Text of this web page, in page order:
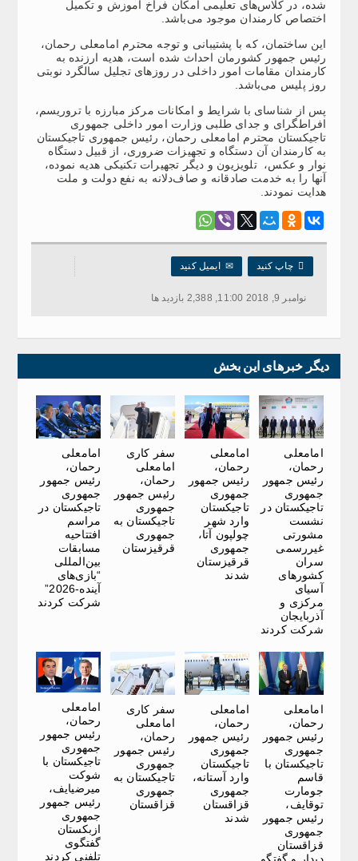
شده، در کلاس‌های تعلیمی امکان فراخ آموزش و تکمیل
اختصاص کارمندان موجود می‌باشد.
این ساختمان، که با پشتیبانی و توجه محترم امامعلی رحمان،
رئیس جمهور کشورمان احداث شده است، هدیه ارزنده به
کارمندان مقامات امور داخلی در روزهای تجلیل سالگرد نوبتی
روز پلیس می‌باشد.
پس از شناسای با شرایط و امکانات مرکز مبارزه با تروریسم،
افراطگرای و جدای طلبی وزارت امور داخلی جمهوری
تاجیکستان محترم امامعلی رحمان، رئیس جمهوری تاجیکستان
به کارمندان آن دستگاه و تجهیزات ضروری، از قبیل دستگاه
نوار و عکس، تلویزیون و دیگر تجهیرات تکنیکی هدیه نموده،
آنها را به خدمت صادقانه و صاف‌دلانه به نفع دولت و ملت
هدایت نمودند.
 چاپ کنید ✉ایمیل کنید
نوامبر 9, 2018 11:00, 2,388 بازدید ها
دیگر خبرهای این بخش
امامعلی
رحمان،
رئیس جمهور
جمهوری
تاجیکستان در
نشست
مشورتی
غیررسمی
سران
کشورهای
آسیای
مرکزی و
آذربایجان
شرکت کردند
امامعلی
رحمان،
رئیس جمهور
جمهوری
تاجیکستان
وارد شهر
چولپون آتا،
جمهوری
قرقیزستان
شدند
سفر کاری
امامعلی
رحمان،
رئیس جمهور
جمهوری
تاجیکستان به
جمهوری
قرقیزستان
امامعلی
رحمان،
رئیس جمهور
جمهوری
تاجیکستان در
مراسم
افتتاحیه
مسابقات
بین‌المللی
“بازی‌های
آینده-2026”
شرکت کردند
امامعلی
رحمان،
رئیس جمهور
جمهوری
تاجیکستان با
قاسم
جومارت
توقایف،
رئیس جمهور
جمهوری
قزاقستان
دیدار و گفتگو
امامعلی
رحمان،
رئیس جمهور
جمهوری
تاجیکستان
وارد آستانه،
جمهوری
قزاقستان
شدند
سفر کاری
امامعلی
رحمان،
رئیس جمهور
جمهوری
تاجیکستان به
جمهوری
قزاقستان
امامعلی
رحمان،
رئیس جمهور
جمهوری
تاجیکستان با
شوکت
میرضیایف،
رئیس جمهور
جمهوری
ازبکستان
گفتگوی
تلفنی کردند